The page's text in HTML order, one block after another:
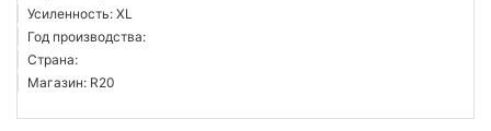
Усиленность: XL
Год производства:
Страна:
Магазин: R20